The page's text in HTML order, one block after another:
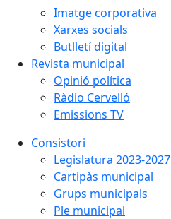
Imatge corporativa
Xarxes socials
Butlletí digital
Revista municipal
Opinió política
Ràdio Cervelló
Emissions TV
Consistori
Legislatura 2023-2027
Cartipàs municipal
Grups municipals
Ple municipal